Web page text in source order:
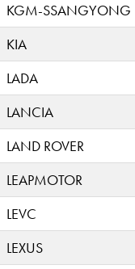
KGM-SSANGYONG
KIA
LADA
LANCIA
LAND ROVER
LEAPMOTOR
LEVC
LEXUS